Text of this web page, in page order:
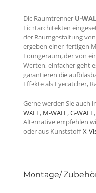
Die Raumtrenner U-
Lichtarchitekten
der Raumgestaltung
ergeben einen fertigen
Loungeraum, der von
Worten, einfacher geht
garantieren die
Effekte als Eyecatcher,
Gerne werden Sie auch
WALL, M-WALL,G-WALL,
Alternative empfehlen
oder aus KunststoffX-
Montage/